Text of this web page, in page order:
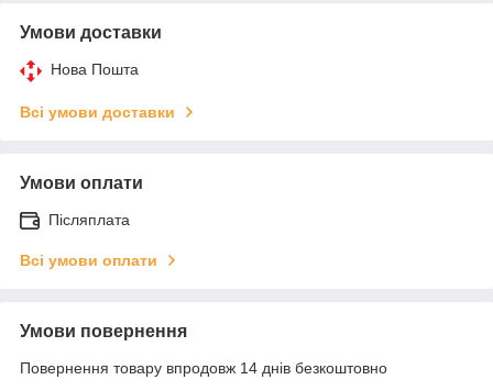
Умови доставки
Нова Пошта
Всі умови доставки
Умови оплати
Післяплата
Всі умови оплати
Умови повернення
Повернення товару впродовж 14 днів безкоштовно